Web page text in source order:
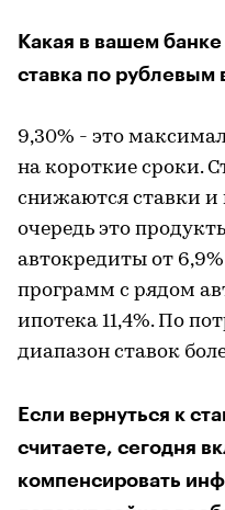
Какая в вашем
ставка по рублевым
9,30% - это
на короткие сроки.
снижаются ставки и
очередь это
автокредиты от
программ с рядом
ипотека 11,4%. По
диапазон ставок
Если вернуться к
считаете, сегодня
компенсировать